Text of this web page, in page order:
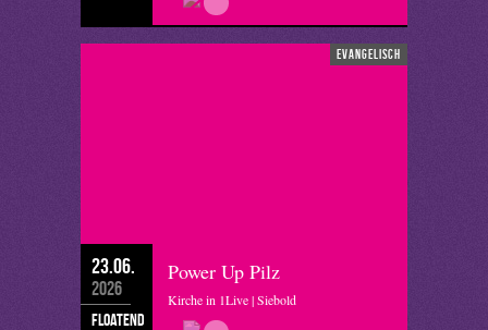
evangelisch
23.06.
2026
floatend
Power Up Pilz
Kirche in 1Live | Siebold